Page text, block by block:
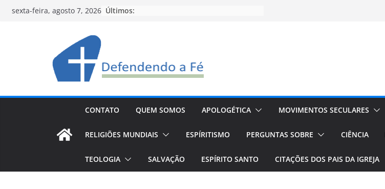
Pularsexta-feira, agosto 7, 2026 Últimos:
CONTATO QUEM SOMOS APOLOGÉTICA MOVIMENTOS SECULARES
RELIGIÕES MUNDIAIS ESPÍRITISMO PERGUNTAS SOBRE CIÊNCIA
TEOLOGIA SALVAÇÃO ESPÍRITO SANTO CITAÇÕES DOS PAIS DA IGREJA